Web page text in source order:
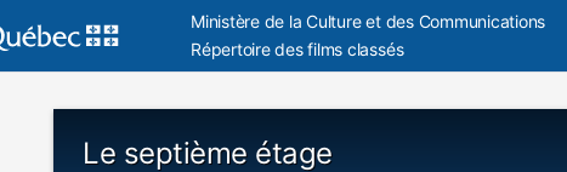
Ministère de la Culture et des Communications
Répertoire des films classés
Le septième étage